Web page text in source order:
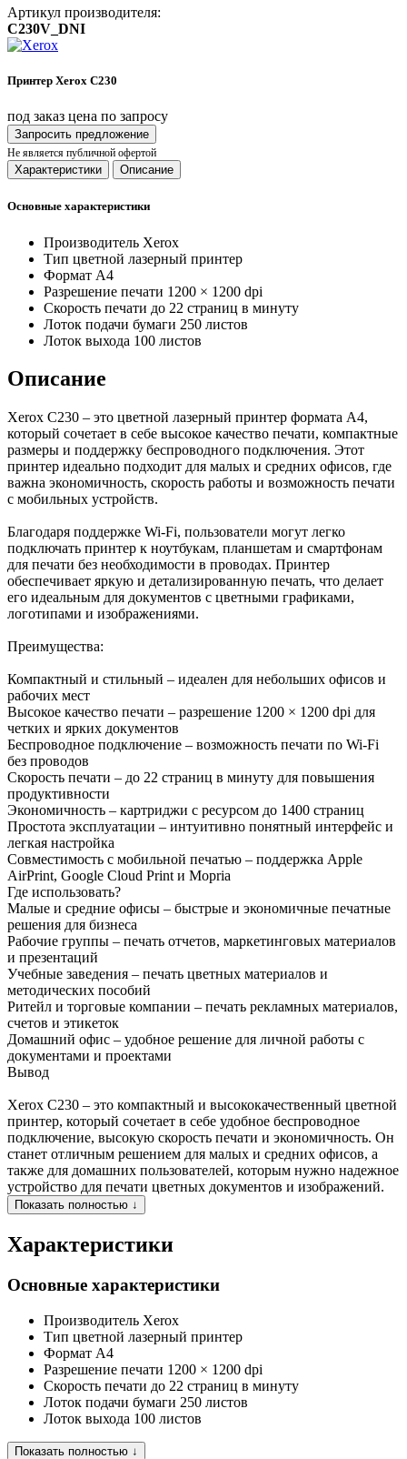
Артикул производителя:
C230V_DNI
Принтер Xerox C230
под заказ цена по запросу
Запросить предложение
Не является публичной офертой
Характеристики Описание
Основные характеристики
Производитель Xerox
Тип цветной лазерный принтер
Формат А4
Разрешение печати 1200 × 1200 dpi
Скорость печати до 22 страниц в минуту
Лоток подачи бумаги 250 листов
Лоток выхода 100 листов
Описание
Xerox C230 – это цветной лазерный принтер формата A4,
который сочетает в себе высокое качество печати, компактные
размеры и поддержку беспроводного подключения. Этот
принтер идеально подходит для малых и средних офисов, где
важна экономичность, скорость работы и возможность печати
с мобильных устройств.
Благодаря поддержке Wi-Fi, пользователи могут легко
подключать принтер к ноутбукам, планшетам и смартфонам
для печати без необходимости в проводах. Принтер
обеспечивает яркую и детализированную печать, что делает
его идеальным для документов с цветными графиками,
логотипами и изображениями.
Преимущества:
Компактный и стильный – идеален для небольших офисов и
рабочих мест
Высокое качество печати – разрешение 1200 × 1200 dpi для
четких и ярких документов
Беспроводное подключение – возможность печати по Wi-Fi
без проводов
Скорость печати – до 22 страниц в минуту для повышения
продуктивности
Экономичность – картриджи с ресурсом до 1400 страниц
Простота эксплуатации – интуитивно понятный интерфейс и
легкая настройка
Совместимость с мобильной печатью – поддержка Apple
AirPrint, Google Cloud Print и Mopria
Где использовать?
Малые и средние офисы – быстрые и экономичные печатные
решения для бизнеса
Рабочие группы – печать отчетов, маркетинговых материалов
и презентаций
Учебные заведения – печать цветных материалов и
методических пособий
Ритейл и торговые компании – печать рекламных материалов,
счетов и этикеток
Домашний офис – удобное решение для личной работы с
документами и проектами
Вывод
Xerox C230 – это компактный и высококачественный цветной
принтер, который сочетает в себе удобное беспроводное
подключение, высокую скорость печати и экономичность. Он
станет отличным решением для малых и средних офисов, а
также для домашних пользователей, которым нужно надежное
устройство для печати цветных документов и изображений.
Показать полностью ↓
Характеристики
Основные характеристики
Производитель Xerox
Тип цветной лазерный принтер
Формат А4
Разрешение печати 1200 × 1200 dpi
Скорость печати до 22 страниц в минуту
Лоток подачи бумаги 250 листов
Лоток выхода 100 листов
Показать полностью ↓